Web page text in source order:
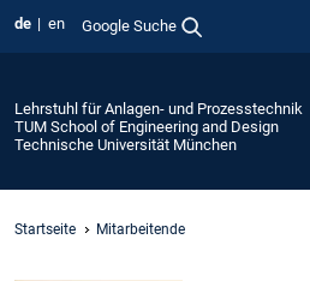
de en Google Suche
Lehrstuhl für Anlagen- und Prozesstechnik
TUM School of Engineering and Design
Technische Universität München
Startseite Mitarbeitende